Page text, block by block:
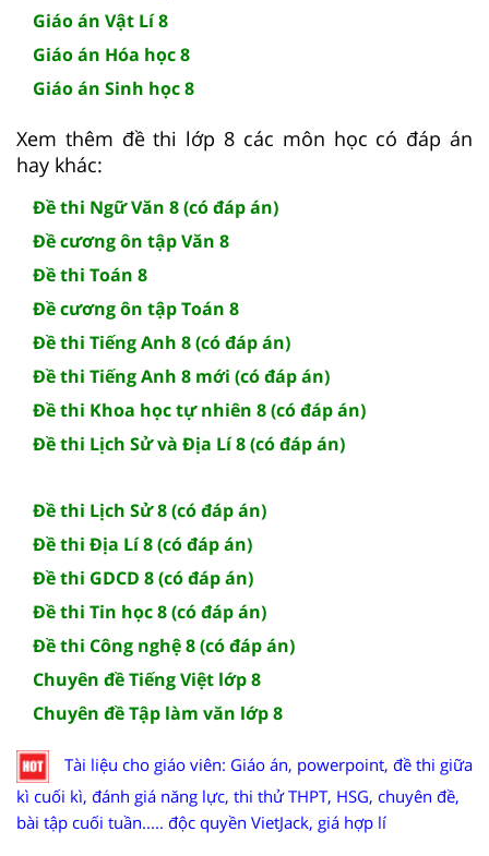
Giáo án Vật Lí 8
Giáo án Hóa học 8
Giáo án Sinh học 8
Xem thêm đề thi lớp 8 các môn học có đáp án
hay khác:
Đề thi Ngữ Văn 8 (có đáp án)
Đề cương ôn tập Văn 8
Đề thi Toán 8
Đề cương ôn tập Toán 8
Đề thi Tiếng Anh 8 (có đáp án)
Đề thi Tiếng Anh 8 mới (có đáp án)
Đề thi Khoa học tự nhiên 8 (có đáp án)
Đề thi Lịch Sử và Địa Lí 8 (có đáp án)
Đề thi Lịch Sử 8 (có đáp án)
Đề thi Địa Lí 8 (có đáp án)
Đề thi GDCD 8 (có đáp án)
Đề thi Tin học 8 (có đáp án)
Đề thi Công nghệ 8 (có đáp án)
Chuyên đề Tiếng Việt lớp 8
Chuyên đề Tập làm văn lớp 8
Tài liệu cho giáo viên: Giáo án, powerpoint, đề thi giữa
kì cuối kì, đánh giá năng lực, thi thử THPT, HSG, chuyên đề,
bài tập cuối tuần..... độc quyền VietJack, giá hợp lí